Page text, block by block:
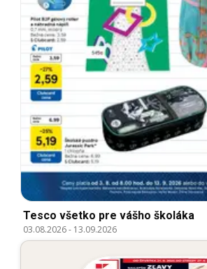
Tesco všetko pre vášho školáka
03.08.2026- 13.09.2026